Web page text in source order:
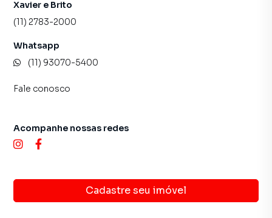
Xavier e Brito
(11) 2783-2000
Whatsapp
(11) 93070-5400
Fale conosco
Cadastre seu imóvel
Acompanhe nossas redes